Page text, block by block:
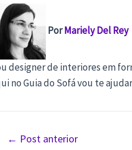
PorMariely Del Rey
designer de interiores em
no Guia do Sofá vou te
← Post anterior